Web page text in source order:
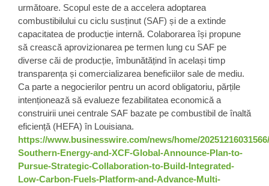
următoare. Scopul este de a accelera adoptarea
combustibilului cu ciclu susținut (SAF) și de a extinde
capacitatea de producție internă. Colaborarea își propune
să crească aprovizionarea pe termen lung cu SAF pe
diverse căi de producție, îmbunătățind în același timp
transparența și comercializarea beneficiilor sale de mediu.
Ca parte a negocierilor pentru un acord obligatoriu, părțile
intenționează să evalueze fezabilitatea economică a
construirii unei centrale SAF bazate pe combustibil de înaltă
eficiență (HEFA) în Louisiana.
https://www.businesswire.com/news/home/
Southern-Energy-and-XCF-Global-Announce-Plan-to-
Pursue-Strategic-Collaboration-to-Build-Integrated-
Low-Carbon-Fuels-Platform-and-Advance-Multi-